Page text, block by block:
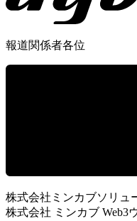
報道関係者各位
株式会社ミンカブソリュ
株式会社 ミンカブ Web3